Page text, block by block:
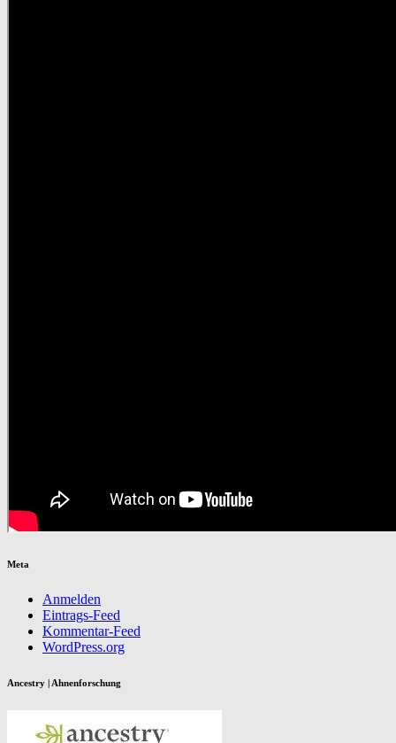
Meta
Anmelden
Eintrags-Feed
Kommentar-Feed
WordPress.org
Ancestry | Ahnenforschung